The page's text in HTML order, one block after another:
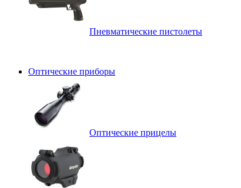
Пневматические пистолеты
Оптические приборы
Оптические прицелы